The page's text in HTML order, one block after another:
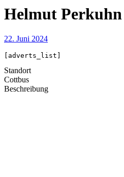
Helmut Perkuhn
22. Juni 2024
[adverts_list]
Standort
Cottbus
Beschreibung